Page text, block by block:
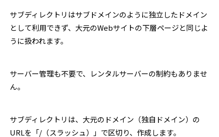
サブディレクトリはサブドメインのように独立したドメイン
として利用できず、大元のWebサイトの下層ページと同じよ
うに扱われます。
サーバー管理も不要で、レンタルサーバーの制約もありませ
ん。
サブディレクトリは、大元のドメイン（独自ドメイン）の
URLを「/（スラッシュ）」で区切り、作成します。